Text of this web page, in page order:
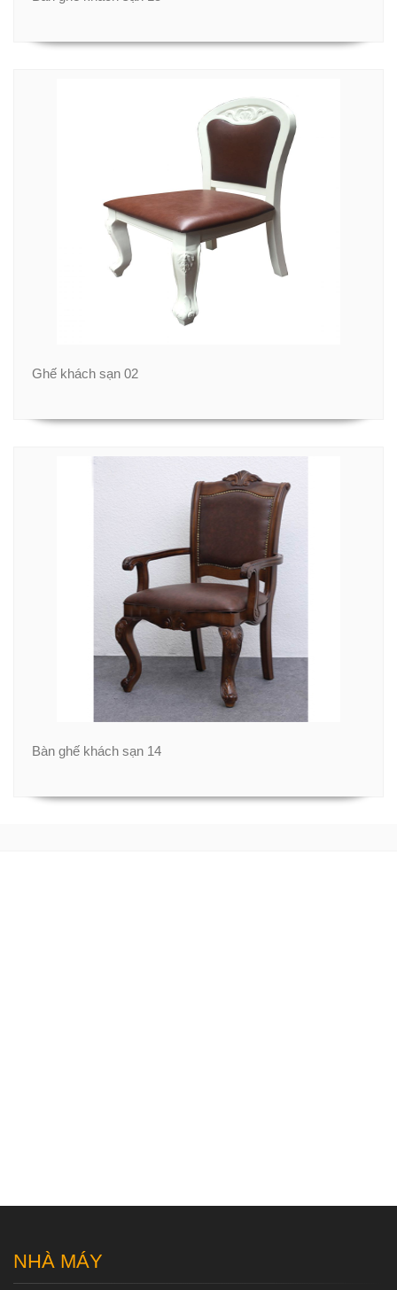
Ghế khách sạn 02
Bàn ghế khách sạn 14
NHÀ MÁY